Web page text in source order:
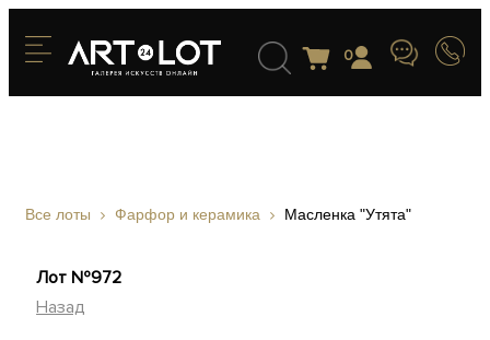
0
Все лоты Фарфор и керамика Масленка "Утята"
Лот №972
Назад